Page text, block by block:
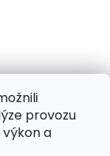
provozu
a